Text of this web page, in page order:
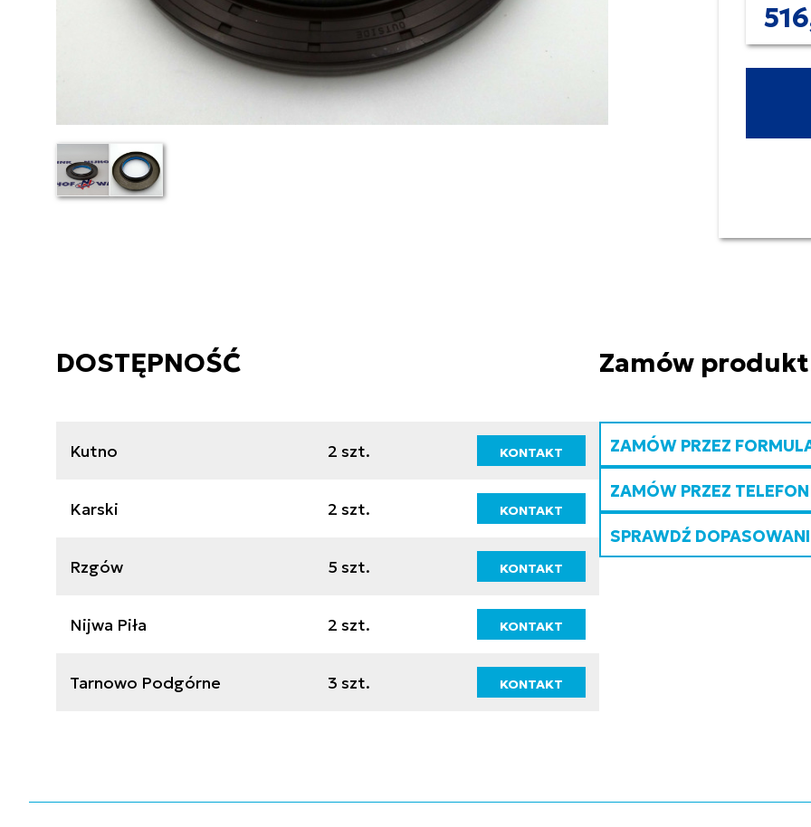
DOSTĘPNOŚĆ
Kutno 2 szt. KONTAKT
Karski 2 szt. KONTAKT
Rzgów 5 szt. KONTAKT
Nijwa Piła 2 szt. KONTAKT
Tarnowo Podgórne 3 szt. KONTAKT
Zamów produkt
ZAMÓW PRZEZ
ZAMÓW PRZEZ TELEFON
SPRAWDŹ